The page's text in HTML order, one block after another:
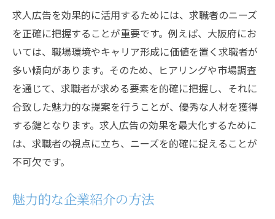
求人広告を効果的に活用するためには、求職者のニーズ
を正確に把握することが重要です。例えば、大阪府にお
いては、職場環境やキャリア形成に価値を置く求職者が
多い傾向があります。そのため、ヒアリングや市場調査
を通じて、求職者が求める要素を的確に把握し、それに
合致した魅力的な提案を行うことが、優秀な人材を獲得
する鍵となります。求人広告の効果を最大化するために
は、求職者の視点に立ち、ニーズを的確に捉えることが
不可欠です。
魅力的な企業紹介の方法